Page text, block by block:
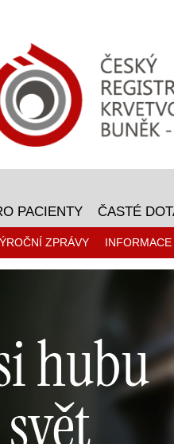
ZPRÁVY
PACIENTY ČASTÉ